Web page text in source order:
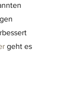
geht es